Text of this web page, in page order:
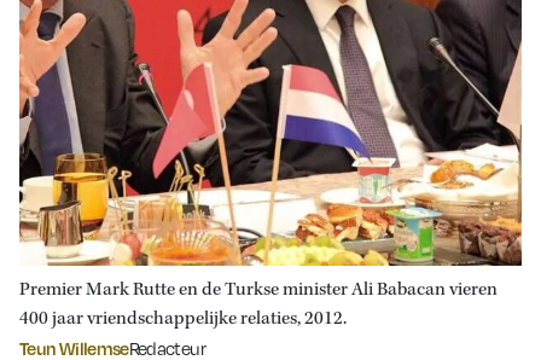
Premier Mark Rutte en de Turkse minister Ali Babacan vieren
400 jaar vriendschappelijke relaties, 2012.
Teun WillemseRedacteur